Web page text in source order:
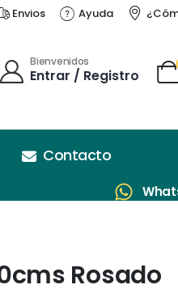
Envios Ayuda
Bienvenidos
Entrar / Registro
Contacto
Rosado